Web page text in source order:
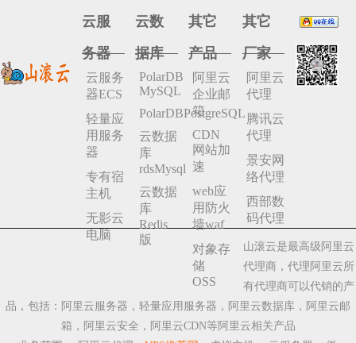
云服
务器
云服务
器ECS
轻量应
用服务
器
专有宿
主机
无影云
电脑
云数
据库
PolarDB
MySQL
PolarDBPostgreSQL
云数据
库
rdsMysql
云数据
库
Redis
版
其它
产品
阿里云
企业邮
箱
CDN
网站加
速
web应
用防火
墙waf
对象存
储
OSS
其它
厂家
阿里云
代理
腾讯云
代理
景安网
络代理
西部数
码代理
山滚云是最高级阿里云
代理商，代理阿里云所
有代理商可以代销的产
品，包括：阿里云服务器，轻量应用服务器，阿里云数据库，阿里云邮
箱，阿里云安全，阿里云CDN等阿里云相关产品